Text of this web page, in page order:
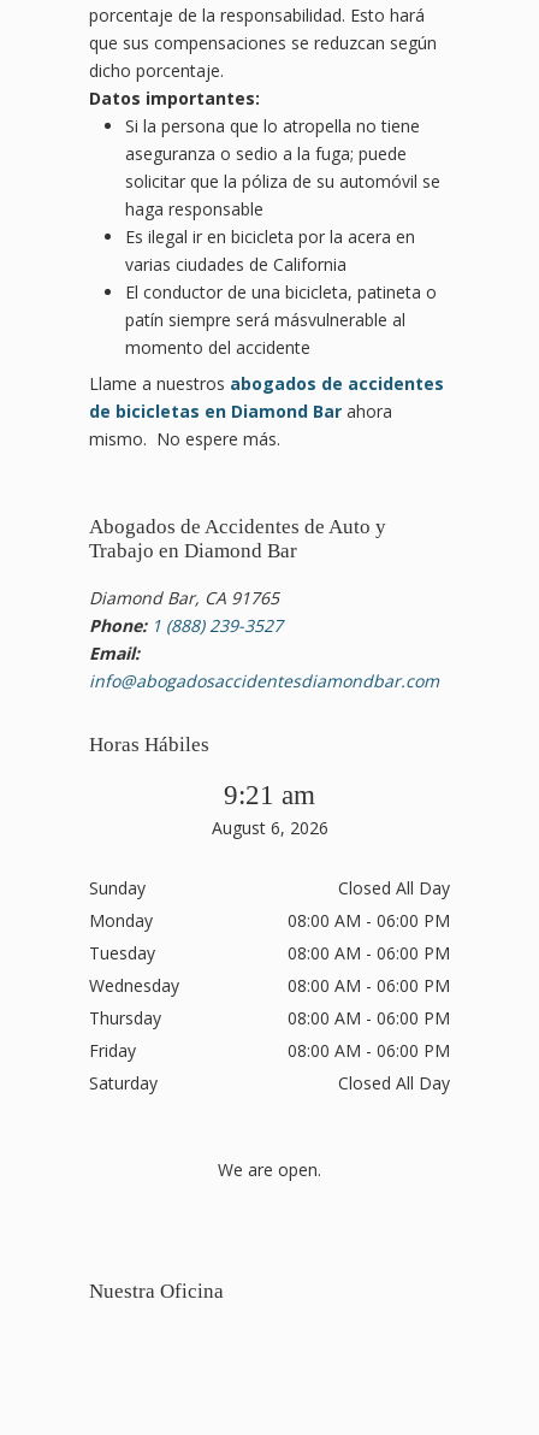
porcentaje de la responsabilidad. Esto hará
que sus compensaciones se reduzcan según
dicho porcentaje.
Datos importantes:
Si la persona que lo atropella no tiene
aseguranza o sedio a la fuga; puede
solicitar que la póliza de su automóvil se
haga responsable
Es ilegal ir en bicicleta por la acera en
varias ciudades de California
El conductor de una bicicleta, patineta o
patín siempre será másvulnerable al
momento del accidente
Llame a nuestros abogados de accidentes
de bicicletas en Diamond Bar ahora
mismo. No espere más.
Abogados de Accidentes de Auto y
Trabajo en Diamond Bar
Diamond Bar, CA 91765
Phone: 1 (888) 239-3527
Email:
info@abogadosaccidentesdiamondbar.com
Horas Hábiles
9:21 am
August 6, 2026
Sunday
Closed All Day
Monday
08:00 AM - 06:00 PM
Tuesday
08:00 AM - 06:00 PM
Wednesday
08:00 AM - 06:00 PM
Thursday
08:00 AM - 06:00 PM
Friday
08:00 AM - 06:00 PM
Saturday
Closed All Day
We are open.
Nuestra Oficina